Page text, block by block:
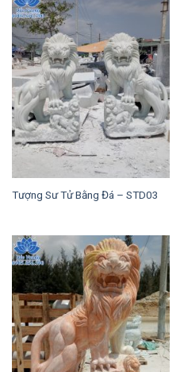
Tượng Sư Tử Bằng Đá – STD03